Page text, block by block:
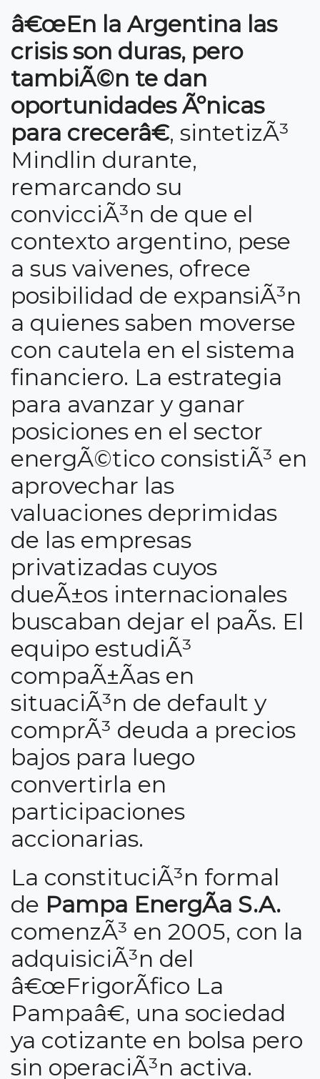
â€œEn la Argentina las
crisis son duras, pero
tambiÃ©n te dan
oportunidades Ãºnicas
para crecerâ€, sintetizÃ³
Mindlin durante,
remarcando su
convicciÃ³n de que el
contexto argentino, pese
a sus vaivenes, ofrece
posibilidad de expansiÃ³n
a quienes saben moverse
con cautela en el sistema
financiero. La estrategia
para avanzar y ganar
posiciones en el sector
energÃ©tico consistiÃ³ en
aprovechar las
valuaciones deprimidas
de las empresas
privatizadas cuyos
dueÃ±os internacionales
buscaban dejar el paÃ­s. El
equipo estudiÃ³
compaÃ±Ã­as en
situaciÃ³n de default y
comprÃ³ deuda a precios
bajos para luego
convertirla en
participaciones
accionarias.
La constituciÃ³n formal
de Pampa EnergÃ­a S.A.
comenzÃ³ en 2005, con la
adquisiciÃ³n del
â€œFrigorÃ­fico La
Pampaâ€, una sociedad
ya cotizante en bolsa pero
sin operaciÃ³n activa.